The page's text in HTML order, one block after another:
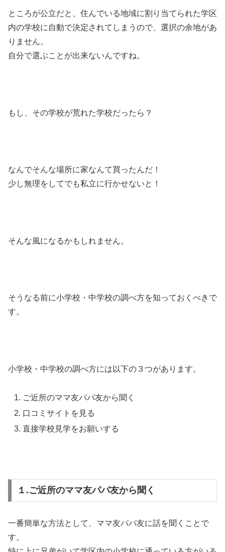
ところが公立だと、住んでいる地域に割り当てられた学区
内の学校に自動で決定されてしまうので、選択の余地があ
りません。
自分で選ぶことが出来ないんですね。
もし、その学校が荒れた学校だったら？
なんでそんな場所に家なんて買ったんだ！
少し無理をしてでも私立に行かせないと！
そんな風になるかもしれません。
そうなる前に小学校・中学校の調べ方を知っておくべきで
す。
小学校・中学校の調べ方には以下の３つがあります。
ご近所のママ友パパ友から聞く
口コミサイトを見る
直接学校見学をお願いする
１.ご近所のママ友パパ友から聞く
一番簡単な方法として、ママ友パパ友に話を聞くことで
す。